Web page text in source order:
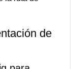
de